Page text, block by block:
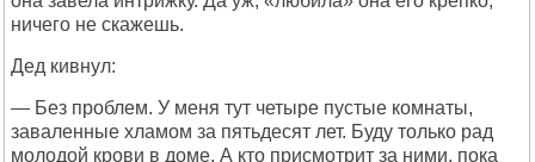
ничего не скажешь.
Дед кивнул:
— Без проблем. У меня тут четыре пустые комнаты,
заваленные хламом за пятьдесят лет. Буду только рад
молодой крови в доме. А кто присмотрит за ними, пока